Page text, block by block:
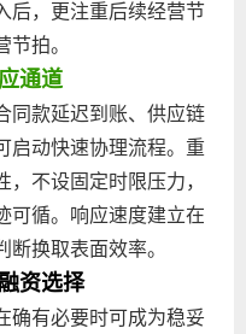
后，更注重后续经营节
拍。
通道
同款延迟到账、供应链
启动快速协理流程。重
不设固定时限压力，
可循。响应速度建立在
换取表面效率。
资选择
确有必要时可成为稳妥